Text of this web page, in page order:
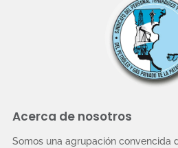
Acerca de nosotros
Somos una agrupación convencida